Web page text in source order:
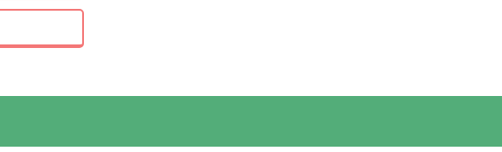
ている香流川や広々とし